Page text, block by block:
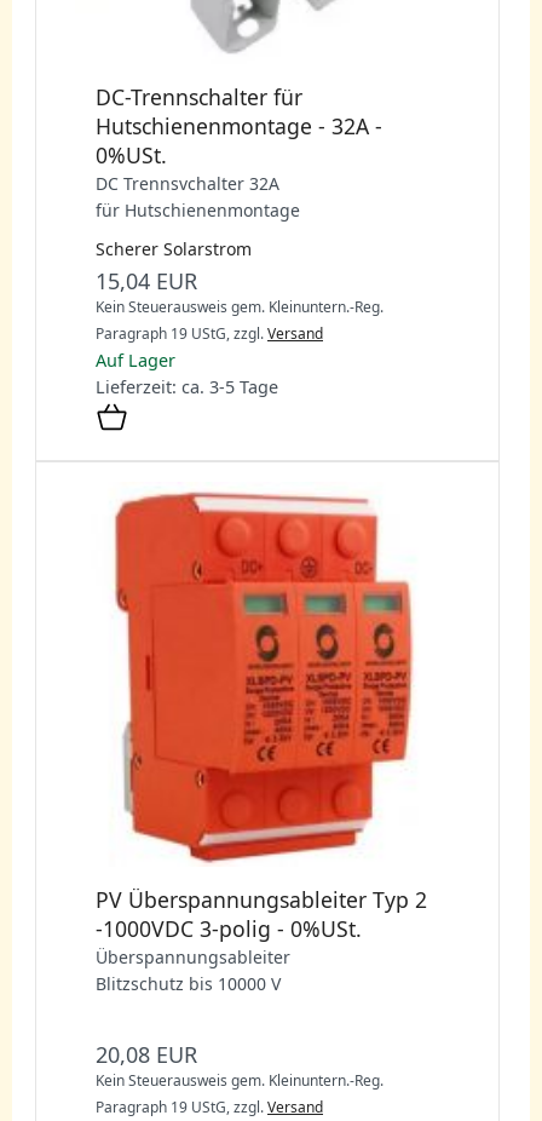
DC-Trennschalter für
Hutschienenmontage - 32A -
0%USt.
DC Trennsvchalter 32A
für Hutschienenmontage
Scherer Solarstrom
15,04 EUR
Kein Steuerausweis gem. Kleinuntern.-Reg.
Paragraph 19 UStG,zzgl.Versand
Auf Lager
Lieferzeit: ca. 3-5 Tage
PV Überspannungsableiter Typ 2
-1000VDC 3-polig - 0%USt.
Überspannungsableiter
Blitzschutz bis 10000 V
20,08 EUR
Kein Steuerausweis gem. Kleinuntern.-Reg.
Paragraph 19 UStG,zzgl.Versand